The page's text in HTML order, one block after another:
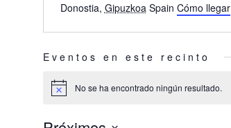
Donostia, Gipuzkoa Spain Cómo llegar
Eventos en este recinto
Aviso No se ha encontrado ningún resultado.